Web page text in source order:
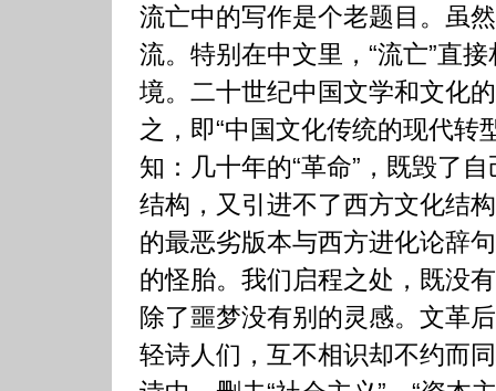
流亡中的写作是个老题目。虽
流。特别在中文里，“流亡”直
境。二十世纪中国文学和文化
之，即“中国文化传统的现代转
知：几十年的“革命”，既毁了
结构，又引进不了西方文化结
的最恶劣版本与西方进化论辞
的怪胎。我们启程之处，既没
除了噩梦没有别的灵感。文革
轻诗人们，互不相识却不约而